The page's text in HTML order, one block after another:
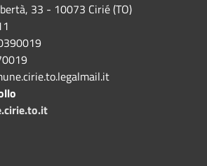
33 - 10073 Cirié (TO)